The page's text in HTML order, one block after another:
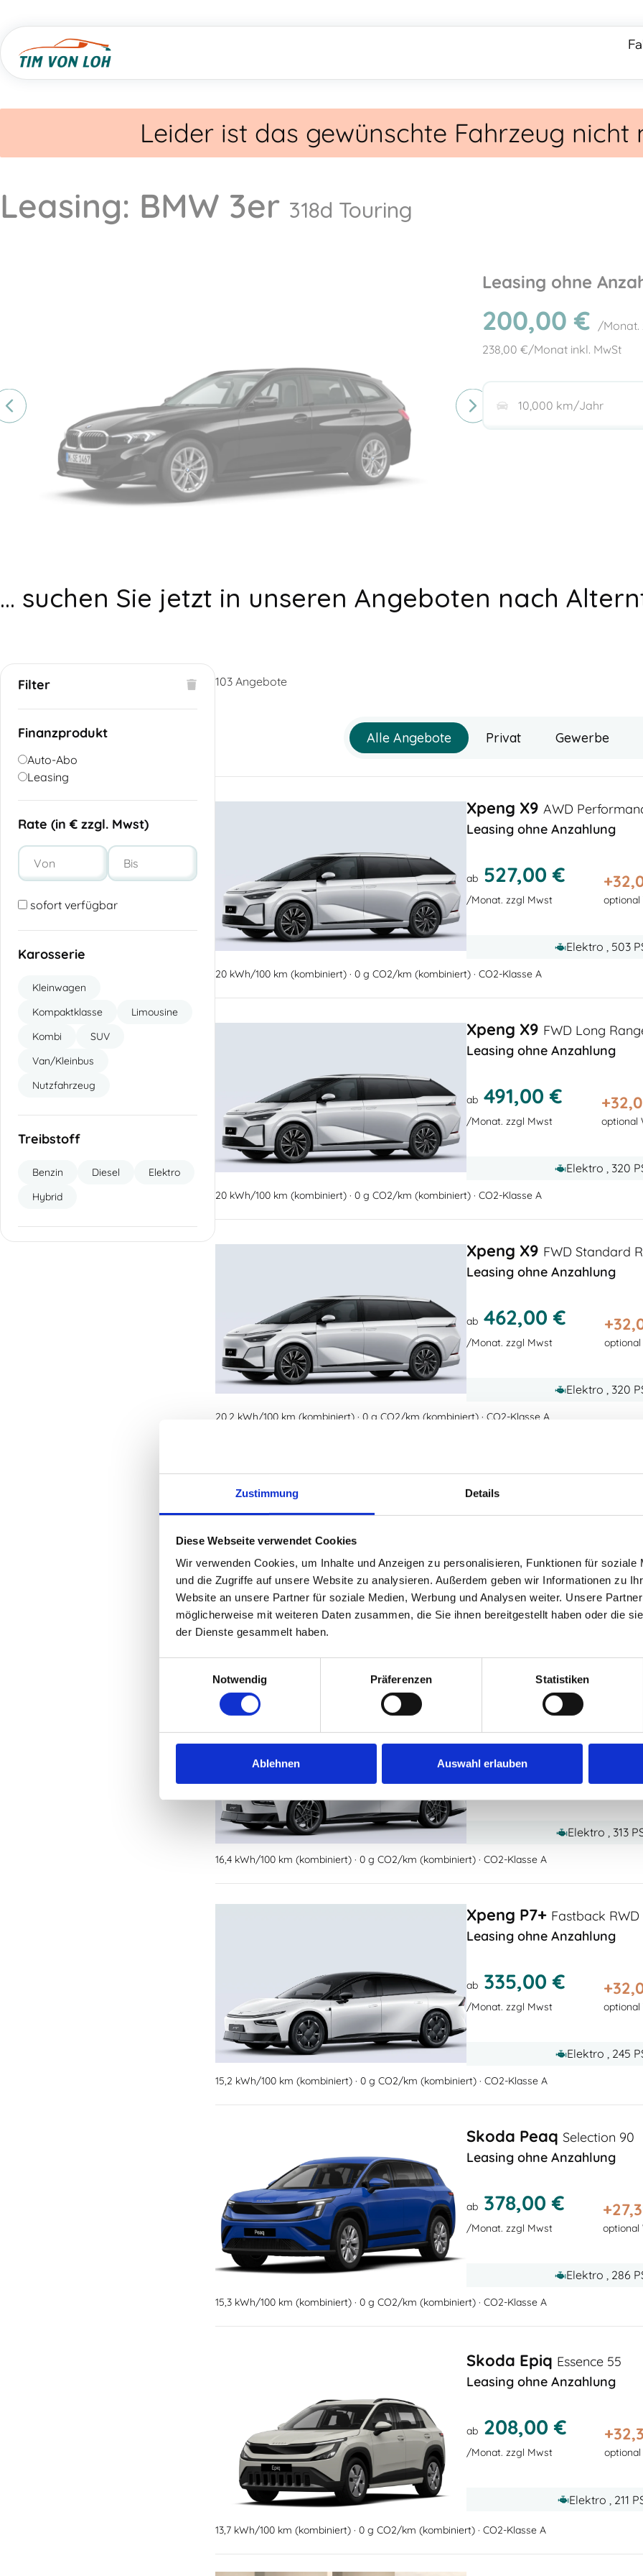
Zustimmung Details
Diese Webseite verwendet Cookies
Wir verwenden Cookies, um Inhalte und Anzeigen zu personalisieren, Funktionen für soziale
und die Zugriffe auf unsere Website zu analysieren. Außerdem geben wir Informationen zu
Website an unsere Partner für soziale Medien, Werbung und Analysen weiter. Unsere
möglicherweise mit weiteren Daten zusammen, die Sie ihnen bereitgestellt haben oder die
der Dienste gesammelt haben.
Notwendig
Präferenzen Statistiken
Ablehnen Auswahl erlauben
Leider ist das gewünschte Fahrzeug
Leasing: BMW 3er 318d Touring
Leasing ohne
200,00 € /Monat.
238,00 €/Monat inkl. MwSt
... suchen Sie jetzt in unseren Angeboten nach
Filter
Finanzprodukt
Auto-Abo
Leasing
Rate (in € zzgl. Mwst)
sofort verfügbar
Karosserie
Kleinwagen
Kompaktklasse
Limousine
Kombi
SUV
Van/Kleinbus
Nutzfahrzeug
Treibstoff
Benzin Diesel
Elektro
Hybrid
103 Angebote
Alle Angebote Privat Gewerbe
Xpeng X9 AWD
Leasing ohne Anzahlung
ab 527,00 €
/Monat. zzgl Mwst
+
optional
Elektro , 503
20 kWh/100 km (kombiniert) · 0 g CO2/km (kombiniert) · CO2-Klasse A
Xpeng X9 FWD Long
Leasing ohne Anzahlung
ab 491,00 €
/Monat. zzgl Mwst
+
optional
Elektro , 320
20 kWh/100 km (kombiniert) · 0 g CO2/km (kombiniert) · CO2-Klasse A
Xpeng X9 FWD Standard
Leasing ohne Anzahlung
ab 462,00 €
/Monat. zzgl Mwst
+
Elektro , 320
20,2 kWh/100 km (kombiniert) · 0 g CO2/km (kombiniert) · CO2-Klasse A
Xpeng P7+Fastback
Leasing ohne Anzahlung
/Monat. zzgl Mwst
Elektro , 503
17,4 kWh/100 km (kombiniert) · 0 g CO2/km (kombiniert) · CO2-Klasse A
Xpeng P7+Fastback
Leasing ohne Anzahlung
ab359,00 €
/Monat. zzgl Mwst
optional
Elektro , 313
16,4 kWh/100 km (kombiniert) · 0 g CO2/km (kombiniert) · CO2-Klasse A
Xpeng P7+ Fastback
Leasing ohne Anzahlung
ab 335,00 €
/Monat. zzgl Mwst
+
optional
Elektro , 245
15,2 kWh/100 km (kombiniert) · 0 g CO2/km (kombiniert) · CO2-Klasse A
Skoda Peaq Selection 90
Leasing ohne Anzahlung
ab 378,00 €
/Monat. zzgl Mwst
+
optional
Elektro , 286
15,3 kWh/100 km (kombiniert) · 0 g CO2/km (kombiniert) · CO2-Klasse A
Skoda Epiq Essence 55
Leasing ohne Anzahlung
ab 208,00 €
/Monat. zzgl Mwst
+
Elektro , 211
13,7 kWh/100 km (kombiniert) · 0 g CO2/km (kombiniert) · CO2-Klasse A